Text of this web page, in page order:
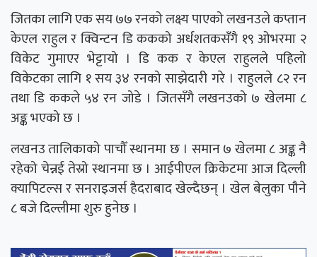
जितका लागि एक सय ७७ रनको लक्ष्य पाएको लखनउले कप्तान
केएल राहुल र क्विन्टन डि ककको अर्धशतकसँगै १९ ओभरमा २
विकेट गुमाएर भेट्टायो । डि कक र केएल राहुलले पहिलो
विकेटका लागि १ सय ३४ रनको साझेदारी गरे । राहुलले ८२ रन
तथा डि ककले ५४ रन जोडे । जितसँगै लखनउको ७ खेलमा ८
अङ्क भएको छ ।
लखनउ तालिकाको पाचौँ स्थानमा छ । समान ७ खेलमा ८ अङ्क नै
रहेको चेन्नई तेस्रो स्थानमा छ । आईपीएल क्रिकेटमा आज दिल्ली
क्यापिटल्स र सनराइजर्स हैदराबाद खेल्दैछन् । खेल बेलुका पौने
८ बजे दिल्लीमा शुरु हुनेछ ।